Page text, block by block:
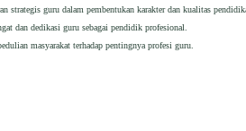
strategis guru dalam pembentukan karakter dan kualitas
dan dedikasi guru sebagai pendidik profesional.
masyarakat terhadap pentingnya profesi guru.